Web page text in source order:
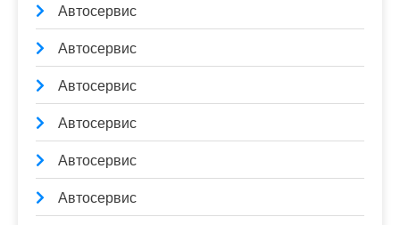
Автосервис
Автосервис
Автосервис
Автосервис
Автосервис
Автосервис